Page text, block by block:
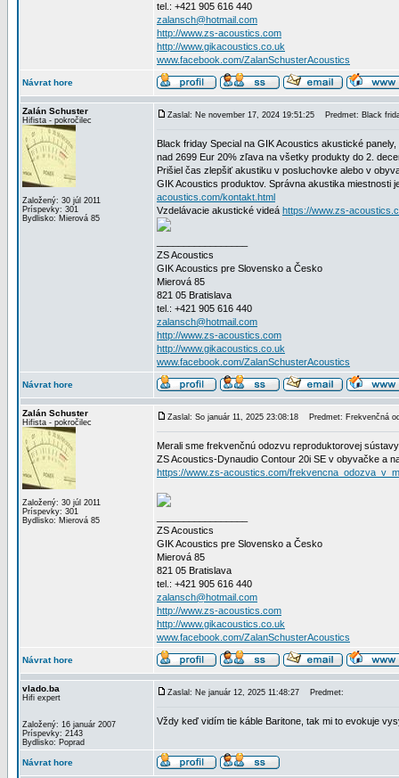
tel.: +421 905 616 440
zalansch@hotmail.com
http://www.zs-acoustics.com
http://www.gikacoustics.co.uk
www.facebook.com/ZalanSchusterAcoustics
Návrat hore
Zalán Schuster
Hifista - pokročilec
Založený: 30 júl 2011
Príspevky: 301
Bydlisko: Mierová 85
Zaslal: Ne november 17, 2024 19:51:25 Predmet: Black
Black friday Special na GIK Acoustics akustické
nad 2699 Eur 20% zľava na všetky produkty do 2.
Prišiel čas zlepšiť akustiku v posluchovke alebo v
GIK Acoustics produktov. Správna akustika
acoustics.com/kontakt.html
Vzdelávacie akustické videá https://www.zs-
ZS Acoustics
GIK Acoustics pre Slovensko a Česko
Mierová 85
821 05 Bratislava
tel.: +421 905 616 440
zalansch@hotmail.com
http://www.zs-acoustics.com
http://www.gikacoustics.co.uk
www.facebook.com/ZalanSchusterAcoustics
Návrat hore
Zalán Schuster
Hifista - pokročilec
Založený: 30 júl 2011
Príspevky: 301
Bydlisko: Mierová 85
Zaslal: So január 11, 2025 23:08:18 Predmet: Frekvenčná
Merali sme frekvenčnú odozvu reproduktorovej sústavy
ZS Acoustics-Dynaudio Contour 20i SE v obyvačke a
https://www.zs-acoustics.com/
ZS Acoustics
GIK Acoustics pre Slovensko a Česko
Mierová 85
821 05 Bratislava
tel.: +421 905 616 440
zalansch@hotmail.com
http://www.zs-acoustics.com
http://www.gikacoustics.co.uk
www.facebook.com/ZalanSchusterAcoustics
Návrat hore
vlado.ba
Hifi expert
Založený: 16 január 2007
Príspevky: 2143
Bydlisko: Poprad
Zaslal: Ne január 12, 2025 11:48:27 Predmet:
Vždy keď vidím tie káble Baritone, tak mi to evokuje
Návrat hore